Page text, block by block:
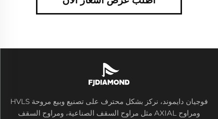
فوجيان دايموند، نركز بشكل محترف على تصنيع وبيع مروحة HVLS
ومراوح AXIAL مثل مراوح السقف الصناعية، ومراوح السقف